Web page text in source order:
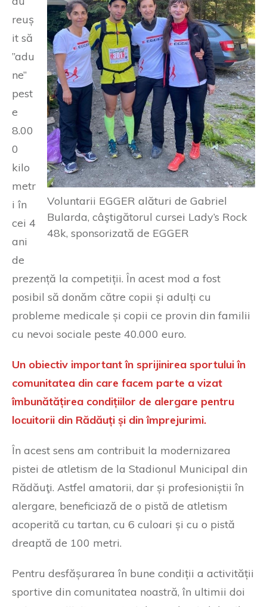
Voluntarii EGGER alături de Gabriel
Bularda, câştigătorul cursei Lady’s Rock
48k, sponsorizată de EGGER
reuș
it să
”adu
ne”
pest
e
8.00
0
kilo
metr
i în
cei 4
ani
de
prezență la competiții. În acest mod a fost
posibil să donăm către copii și adulți cu
probleme medicale și copii ce provin din familii
cu nevoi sociale peste 40.000 euro.
Un obiectiv important în sprijinirea sportului în
comunitatea din care facem parte a vizat
îmbunătățirea condițiilor de alergare pentru
locuitorii din Rădăuți și din împrejurimi.
În acest sens am contribuit la modernizarea
pistei de atletism de la Stadionul Municipal din
Rădăuţi. Astfel amatorii, dar și profesioniștii în
alergare, beneficiază de o pistă de atletism
acoperită cu tartan, cu 6 culoari și cu o pistă
dreaptă de 100 metri.
Pentru desfășurarea în bune condiții a activității
sportive din comunitatea noastră, în ultimii doi